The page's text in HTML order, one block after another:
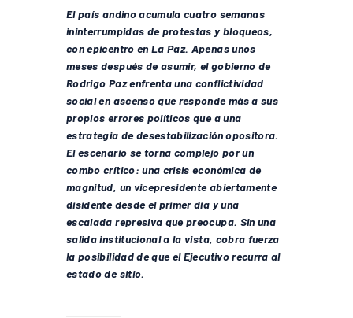
El país andino acumula cuatro semanas
ininterrumpidas de protestas y bloqueos,
con epicentro en La Paz. Apenas unos
meses después de asumir, el gobierno de
Rodrigo Paz enfrenta una conflictividad
social en ascenso que responde más a sus
propios errores políticos que a una
estrategia de desestabilización opositora.
El escenario se torna complejo por un
combo crítico: una crisis económica de
magnitud, un vicepresidente abiertamente
disidente desde el primer día y una
escalada represiva que preocupa. Sin una
salida institucional a la vista, cobra fuerza
la posibilidad de que el Ejecutivo recurra al
estado de sitio.